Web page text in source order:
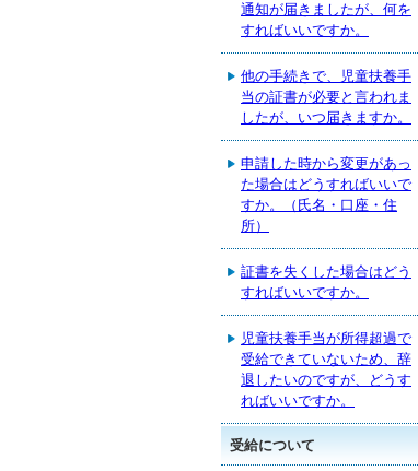
通知が届きましたが、何を
すればいいですか。
他の手続きで、児童扶養手
当の証書が必要と言われま
したが、いつ届きますか。
申請した時から変更があっ
た場合はどうすればいいで
すか。（氏名・口座・住
所）
証書を失くした場合はどう
すればいいですか。
児童扶養手当が所得超過で
受給できていないため、辞
退したいのですが、どうす
ればいいですか。
受給について